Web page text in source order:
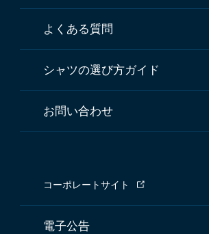
よくある質問
シャツの選び方ガイド
お問い合わせ
コーポレートサイト
電子公告